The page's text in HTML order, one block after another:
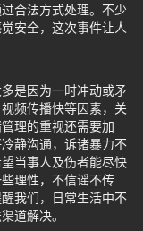
合法方式处理。不少
安全，这次事件让人
是因为一时冲动或矛
频传播快等因素，关
理的重视还需要加
静沟通，诉诸暴力不
当事人及伤者能尽快
理性，不信谣不传
我们，日常生活中不
道解决。